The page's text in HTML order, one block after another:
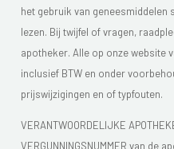
het gebruik van geneesmiddelen
lezen. Bij twijfel of vragen,
apotheker. Alle op onze website
inclusief BTW en onder
prijswijzigingen en of typfouten.
VERANTWOORDELIJKE
VERGUNNINGSNUMMER van de